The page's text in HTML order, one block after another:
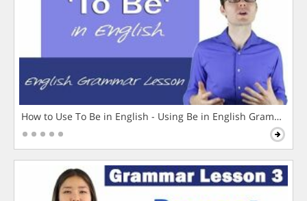
How to Use To Be in English - Using Be in English Grammar